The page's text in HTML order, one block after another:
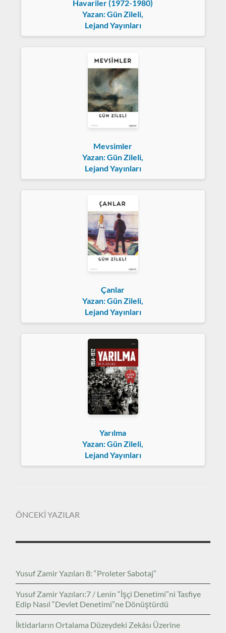
Havariler (1972-1980)
Yazan: Gün Zileli,
Lejand Yayınları
Mevsimler
Yazan: Gün Zileli,
Lejand Yayınları
Çanlar
Yazan: Gün Zileli,
Lejand Yayınları
Yarılma
Yazan: Gün Zileli,
Lejand Yayınları
ÖNCEKİ YAZILAR
Yusuf Zamir Yazıları 8: “Proleter Sabotaj”
Yusuf Zamir Yazıları:7 / Lenin “İşçi Denetimi”ni Tasfiye
Edip Nasıl “Devlet Denetimi”ne Dönüştürdü
İktidarların Ortalama Düzeydeki Zekâsı Üzerine